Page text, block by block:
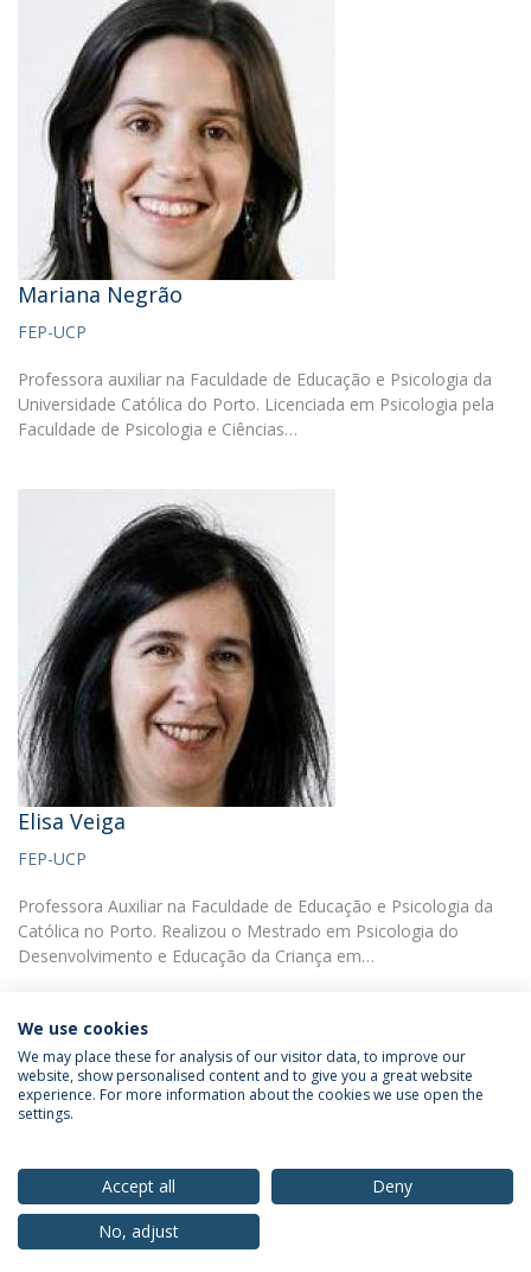
Mariana Negrão
FEP-UCP
Professora auxiliar na Faculdade de Educação e Psicologia da
Universidade Católica do Porto. Licenciada em Psicologia pela
Faculdade de Psicologia e Ciências…
Elisa Veiga
FEP-UCP
Professora Auxiliar na Faculdade de Educação e Psicologia da
Católica no Porto. Realizou o Mestrado em Psicologia do
Desenvolvimento e Educação da Criança em…
Política de Privacidade
Termos & Condições
© 2026 Universidade Católica Portuguesa
We use cookies
We may place these for analysis of our visitor data, to improve our
website, show personalised content and to give you a great website
experience. For more information about the cookies we use open the
settings.
Accept all
Deny
No, adjust